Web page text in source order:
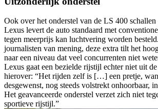
Ook over het onderstel van de LS 400
Lexus levert de auto standaard met
tegen meerprijs kan luchtvering worden
journalisten van mening, deze extra tilt het
naar een niveau dat veel concurrenten niet
Lexus gaat een bezielde rijstijl echter niet uit
hierover: “Het rijden zelf is […] een pretje,
desgewenst, nog steeds volstrekt
Het geavanceerde onderstel verzet zich niet
sportieve rijstijl.”